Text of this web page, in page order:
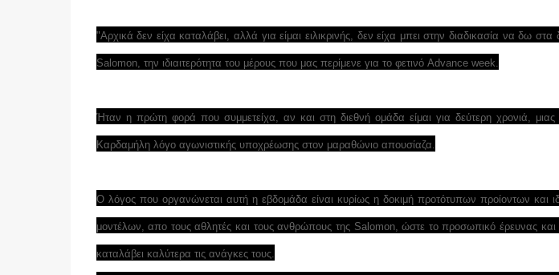
"Αρχικά δεν είχα καταλάβει, αλλά για είμαι ειλικρινής, δεν είχα μπει στην διαδικασία να δω
Salomon, την ιδιαιτερότητα του μέρους που μας περίμενε για το φετινό Advance week.
Ήταν η πρώτη φορά που συμμετείχα, αν και στη διεθνή ομάδα είμαι για δεύτερη χρονιά,
Καρδαμήλη λόγο αγωνιστικής υποχρέωσης στον μαραθώνιο απουσίαζα.
Ο λόγος που οργανώνεται αυτή η εβδομάδα είναι κυρίως η δοκιμή προτότυπων προίοντων και
μοντέλων, απο τους αθλητές και τους ανθρώπους της Salomon, ώστε το προσωπικό έρευνας και
καταλάβει καλύτερα τις ανάγκες τους.